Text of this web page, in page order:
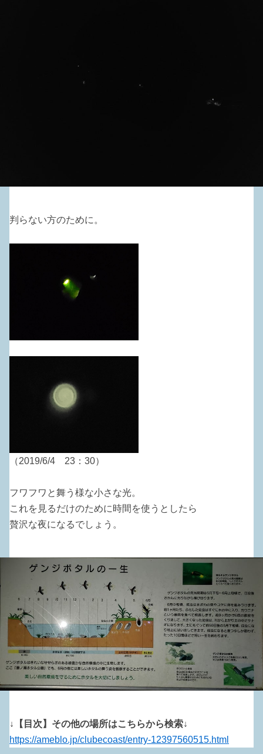
判らない方のために。
（2019/6/4 23：30）
フワフワと舞う様な小さな光。
これを見るだけのために時間を使うとしたら
贅沢な夜になるでしょう。
↓【目次】その他の場所はこちらから検索↓
https://ameblo.jp/clubecoast/entry-12397560515.html